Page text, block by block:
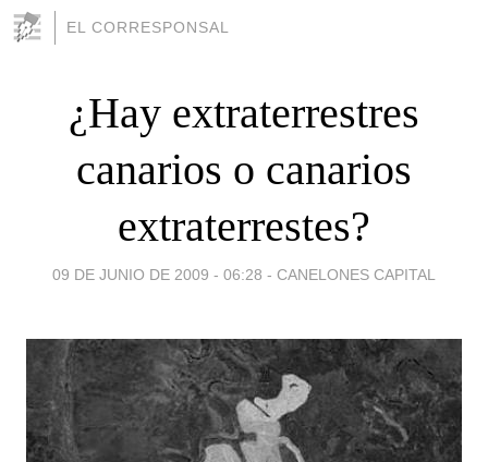
EL CORRESPONSAL
¿Hay extraterrestres
canarios o canarios
extraterrestes?
09 DE JUNIO DE 2009 - 06:28 - CANELONES CAPITAL